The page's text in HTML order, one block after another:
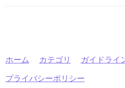
ホーム カテゴリ ガイドライ
プライバシーポリシー